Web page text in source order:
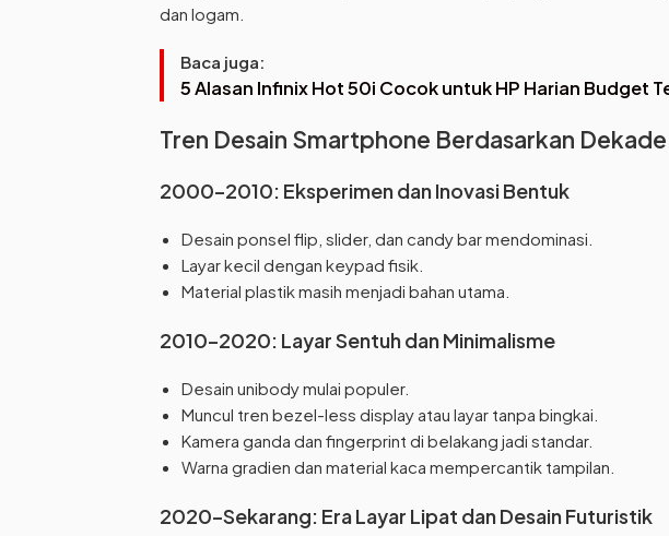
dan logam.
Baca juga:
5 Alasan Infinix Hot 50i Cocok untuk HP Harian Budget
Tren Desain Smartphone Berdasarkan Dekade
2000–2010: Eksperimen dan Inovasi Bentuk
Desain ponsel flip, slider, dan candy bar mendominasi.
Layar kecil dengan keypad fisik.
Material plastik masih menjadi bahan utama.
2010–2020: Layar Sentuh dan Minimalisme
Desain unibody mulai populer.
Muncul tren bezel-less display atau layar tanpa bingkai.
Kamera ganda dan fingerprint di belakang jadi standar.
Warna gradien dan material kaca mempercantik tampilan.
2020–Sekarang: Era Layar Lipat dan Desain Futuristik